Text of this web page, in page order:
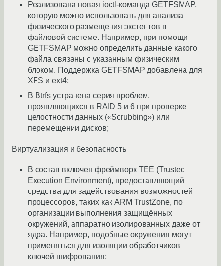
Реализована новая ioctl-команда GETFSMAP,
которую можно использовать для анализа
физического размещения экстентов в
файловой системе. Например, при помощи
GETFSMAP можно определить данные какого
файла связаны с указанным физическим
блоком. Поддержка GETFSMAP добавлена для
XFS и ext4;
В Btrfs устранена серия проблем,
проявляющихся в RAID 5 и 6 при проверке
целостности данных («Scrubbing») или
перемещении дисков;
Виртуализация и безопасность
В состав включен фреймворк TEE (Trusted
Execution Environment), предоставляющий
средства для задействования возможностей
процессоров, таких как ARM TrustZone, по
организации выполнения защищённых
окружений, аппаратно изолированных даже от
ядра. Например, подобные окружения могут
применяться для изоляции обработчиков
ключей шифрования;